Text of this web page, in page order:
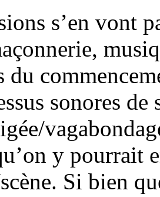
s’en vont
du
sonores
y pourrait
Si bien